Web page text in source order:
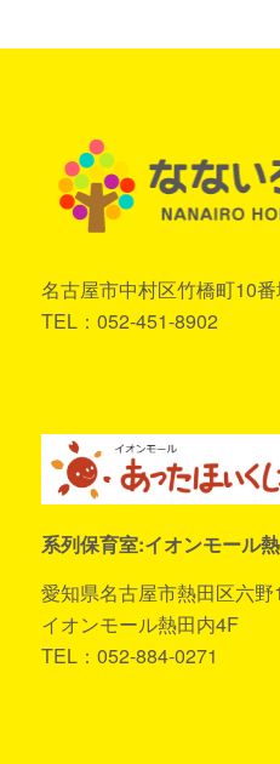
名古屋市中村区竹橋町10
TEL：052-451-8902
系列保育室:イオンモール
愛知県名古屋市熱田区六野
イオンモール熱田内4F
TEL：052-884-0271